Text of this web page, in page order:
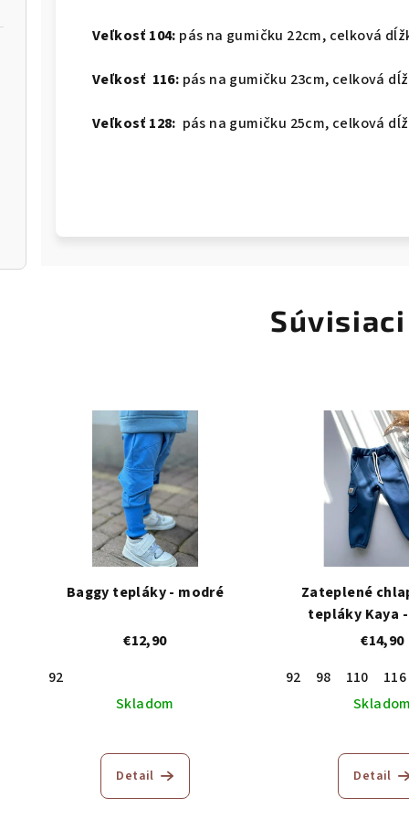
Veľkosť 104: pás na gumičku 22cm, celková
Veľkosť 116: pás na gumičku 23cm, celková
Veľkosť 128: pás na gumičku 25cm, celková
Baggy tepláky - modré
€12,90
92
Skladom
Detail
Zateplené
tepláky Kaya
€14,90
92
98 110
116
Detail